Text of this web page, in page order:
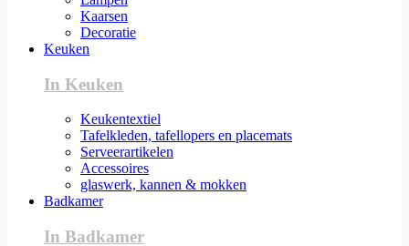
Kaarsen
Decoratie
Keuken
In Keuken
Keukentextiel
Tafelkleden, tafellopers en placemats
Serveerartikelen
Accessoires
glaswerk, kannen & mokken
Badkamer
In Badkamer